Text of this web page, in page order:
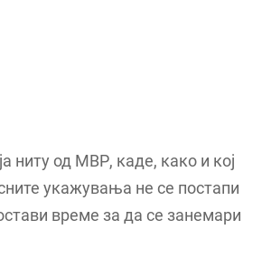
ниту од МВР, каде, како и кој
укажувања не се постапи
време за да се занемари